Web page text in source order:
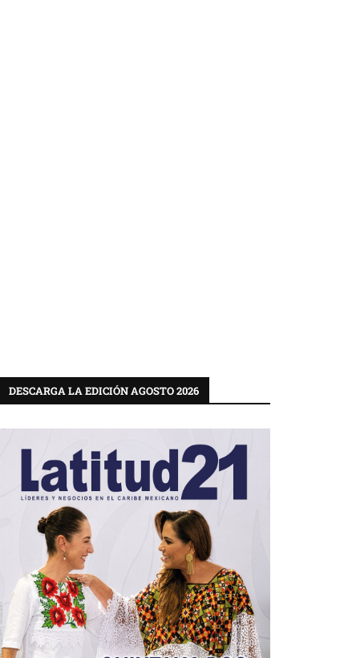
DESCARGA LA EDICIÓN AGOSTO 2026